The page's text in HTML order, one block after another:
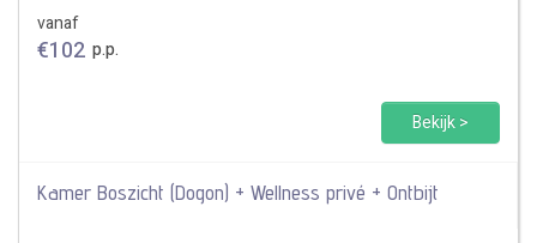
vanaf
€102 p.p.
Bekijk >
Kamer Boszicht (Dogon) + Wellness privé + Ontbijt